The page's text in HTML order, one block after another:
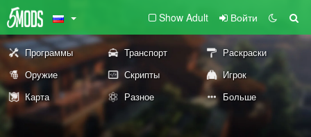
Show Adult Войти
Программы Транспорт
Раскраски
Оружие
Скрипты
Игрок
Карта
Разное Больше